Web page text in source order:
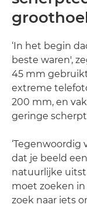
‘In het begin
beste waren',
45 mm
extreme
200 mm, en
geringe
dat je beeld
natuurlijke
moet zoeken
zoek naar iets